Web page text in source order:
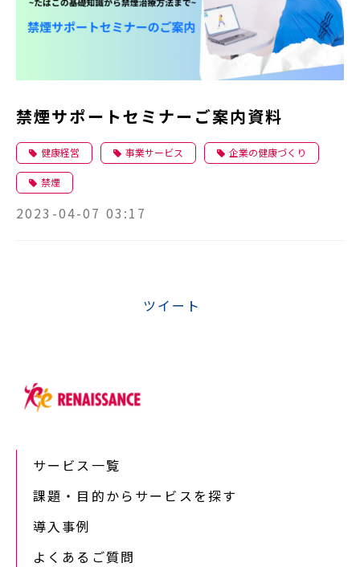
禁煙サポートセミナーご案内資料
健康経営 事業サービス 企業の健康づくり
禁煙
2023-04-07 03:17
ツイート
サービス一覧
課題・目的からサービスを探す
導入事例
よくあるご質問